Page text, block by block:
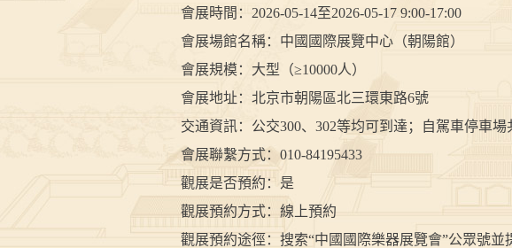
會展時間：2026-05-14至2026-05-17 9:00-17:00
會展場館名稱：中國國際展覽中心（朝陽館）
會展規模：大型（≥10000人）
會展地址：北京市朝陽區北三環東路6號
交通資訊：公交300、302等均可到達；自駕車停車場
會展聯繫方式：010-84195433
觀展是否預約：是
觀展預約方式：線上預約
觀展預約途徑：搜索“中國國際樂器展覽會”公眾號並